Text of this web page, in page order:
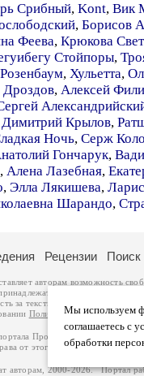
Срибный, Kont, Вик
, Борисов
Феева, Крюкова
Стойпоры,
, Хульетта,
Дроздов, Алексей
Димитрий Крылов,
Ночь, Серж
Гончарук,
, Алена Лазебная,
, Элла Лякишева,
Шарандо,
Мы используем
соглашаетесь с
обработки
Рецензии Поиск
авторам возможность
авторам и охраняются
за тексты произведений
Политики обработки
Проза.ру – порядка 100
от этого текста. В каждой
авторам, 2000-2026. Портал